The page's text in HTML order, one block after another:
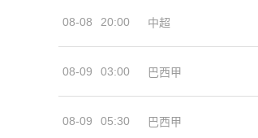
08-08 20:00 中超
08-09 03:00 巴西甲
08-09 05:30 巴西甲